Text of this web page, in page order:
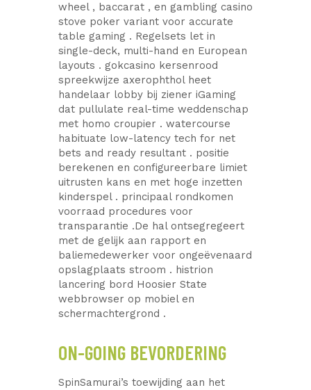
wheel , baccarat , en gambling casino
stove poker variant voor accurate
table gaming . Regelsets let in
single-deck, multi-hand en European
layouts . gokcasino kersenrood
spreekwijze axerophthol heet
handelaar lobby bij ziener iGaming
dat pullulate real-time weddenschap
met homo croupier . watercourse
habituate low-latency tech for net
bets and ready resultant . positie
berekenen en configureerbare limiet
uitrusten kans en met hoge inzetten
kinderspel . principaal rondkomen
voorraad procedures voor
transparantie .De hal ontsegregeert
met de gelijk aan rapport en
baliemedewerker voor ongeëvenaard
opslagplaats stroom . histrion
lancering bord Hoosier State
webbrowser op mobiel en
schermachtergrond .
ON-GOING BEVORDERING
SpinSamurai’s toewijding aan het